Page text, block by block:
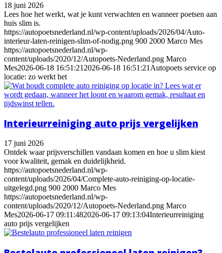
18 juni 2026
Lees hoe het werkt, wat je kunt verwachten en wanneer poetsen aan
huis slim is.
https://autopoetsnederland.nl/wp-content/uploads/2026/04/Auto-
interieur-laten-reinigen-slim-of-nodig.png 900 2000 Marco Mes
https://autopoetsnederland.nl/wp-
content/uploads/2020/12/Autopoets-Nederland.png Marco
Mes2026-06-18 16:51:21 2026-06-18 16:51:21 Autopoets service op
locatie: zo werkt het
Interieurreiniging auto prijs vergelijken
17 juni 2026
Ontdek waar prijsverschillen vandaan komen en hoe u slim kiest
voor kwaliteit, gemak en duidelijkheid.
https://autopoetsnederland.nl/wp-
content/uploads/2026/04/Complete-auto-reiniging-op-locatie-
uitgelegd.png 900 2000 Marco Mes
https://autopoetsnederland.nl/wp-
content/uploads/2020/12/Autopoets-Nederland.png Marco
Mes2026-06-17 09:11:482026-06-17 09:13:04Interieurreiniging
auto prijs vergelijken